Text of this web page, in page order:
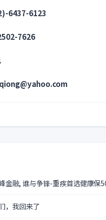
6437-6123
7626
金融, 谁与争锋-重疾首选健康保
，我回来了